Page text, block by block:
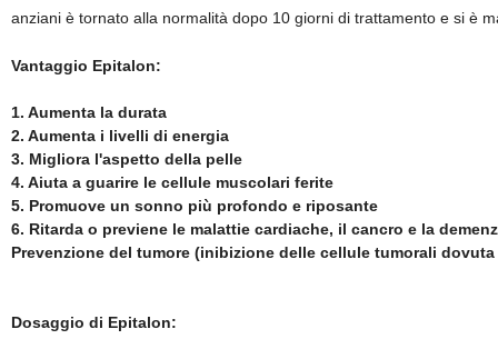
anziani è tornato alla normalità dopo 10 giorni di trattamento e si è
Vantaggio Epitalon:
1. Aumenta la durata
2. Aumenta i livelli di energia
3. Migliora l'aspetto della pelle
4. Aiuta a guarire le cellule muscolari ferite
5. Promuove un sonno più profondo e riposante
6. Ritarda o previene le malattie cardiache, il cancro e la
Prevenzione del tumore (inibizione delle cellule tumorali
Dosaggio di Epitalon: